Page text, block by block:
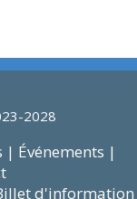
2028
| Événements |
d'information